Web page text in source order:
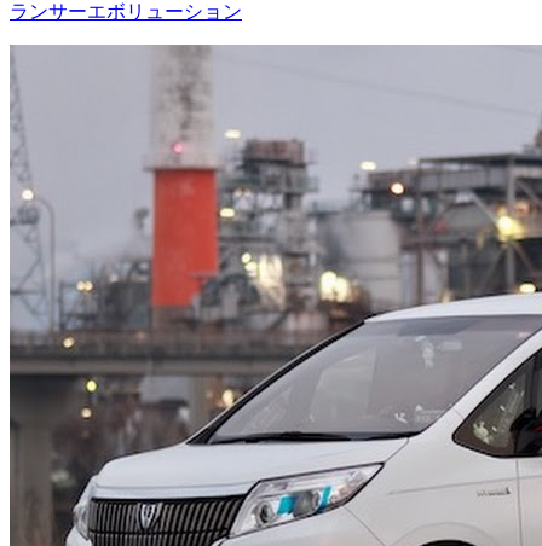
ランサーエボリューション